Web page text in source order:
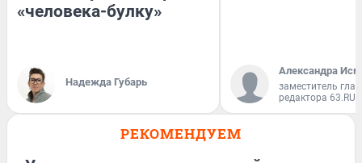
«человека-булку»
Надежда Губарь
Александра
заместитель
редактора 63.RU
РЕКОМЕНДУЕМ